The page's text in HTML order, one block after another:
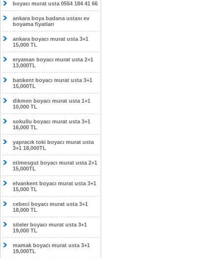
boyacı murat usta 0554 184 41 66
ankara boya badana ustası ev
boyama fiyatları
ankara boyacı murat usta 3+1
15,000 TL
eryaman boyacı murat usta 2+1
13,000TL
batıkent boyacı murat usta 3+1
15,000TL
dikmen boyacı murat usta 1+1
10,000 TL
sokullu boyacı murat usta 3+1
16,000 TL
yapracık toki boyacı murat usta
3+1 18,000TL
etimesgut boyacı murat usta 2+1
15,000TL
elvankent boyacı murat usta 3+1
15,000 TL
cebeci boyacı murat usta 3+1
18,000 TL
siteler boyacı murat usta 3+1
19,000 TL
mamak boyacı murat usta 3+1
19,000TL